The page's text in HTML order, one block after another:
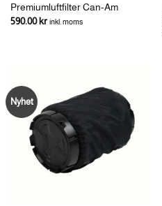
Premiumluftfilter Can-Am
590.00kr inkl. moms
Nyhet